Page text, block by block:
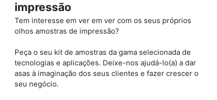
impressão
Tem interesse em ver em ver com os seus próprios
olhos amostras de impressão?
Peça o seu kit de amostras da gama selecionada de
tecnologias e aplicações. Deixe-nos ajudá-lo(a) a dar
asas à imaginação dos seus clientes e fazer crescer o
seu negócio.